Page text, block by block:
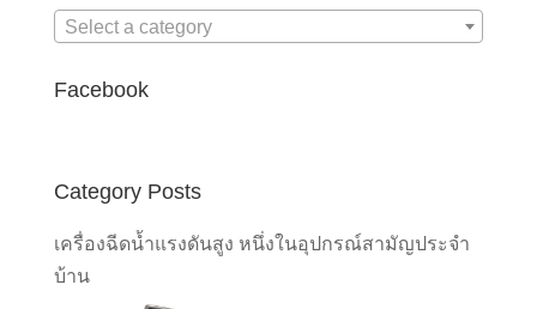
Select a category
Facebook
Category Posts
เครื่องฉีดน้ำแรงดันสูง หนึ่งในอุปกรณ์สามัญประจำ
บ้าน